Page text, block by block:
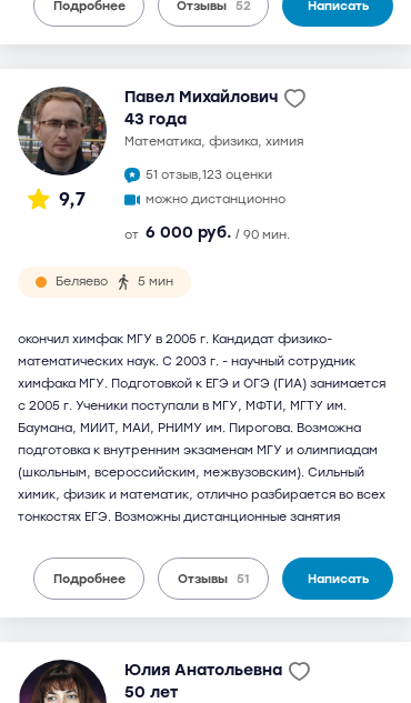
Подробнее Отзывы 52 Написать
9,7
Павел Михайлович
43 года
математика, физика, химия
51 отзыв,123 оценки
можно дистанционно
от 6 000 руб. / 90 мин.
Беляево 5 мин
окончил химфак МГУ в 2005 г. Кандидат физико-
математических наук. С 2003 г. - научный сотрудник
химфака МГУ. Подготовкой к ЕГЭ и ОГЭ (ГИА) занимается
с 2005 г. Ученики поступали в МГУ, МФТИ, МГТУ им.
Баумана, МИИТ, МАИ, РНИМУ им. Пирогова. Возможна
подготовка к внутренним экзаменам МГУ и олимпиадам
(школьным, всероссийским, межвузовским). Сильный
химик, физик и математик, отлично разбирается во всех
тонкостях ЕГЭ. Возможны дистанционные занятия
Подробнее Отзывы 51 Написать
Юлия Анатольевна
50 лет